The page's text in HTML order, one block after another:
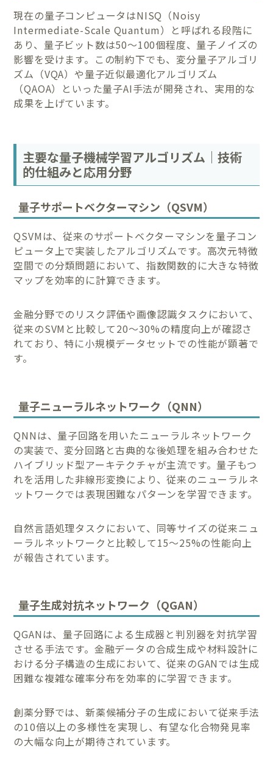
現在の量子コンピュータはNISQ（Noisy
Intermediate-Scale Quantum）と呼ばれる段階に
あり、量子ビット数は50〜100個程度、量子ノイズの
影響を受けます。この制約下でも、変分量子アルゴリ
ズム（VQA）や量子近似最適化アルゴリズム
（QAOA）といった量子AI手法が開発され、実用的な
成果を上げています。
主要な量子機械学習アルゴリズム｜技術
的仕組みと応用分野
量子サポートベクターマシン（QSVM）
QSVMは、従来のサポートベクターマシンを量子コン
ピュータ上で実装したアルゴリズムです。高次元特徴
空間での分類問題において、指数関数的に大きな特徴
マップを効率的に計算できます。
金融分野でのリスク評価や画像認識タスクにおいて、
従来のSVMと比較して20〜30%の精度向上が確認さ
れており、特に小規模データセットでの性能が顕著で
す。
量子ニューラルネットワーク（QNN）
QNNは、量子回路を用いたニューラルネットワーク
の実装で、変分回路と古典的な後処理を組み合わせた
ハイブリッド型アーキテクチャが主流です。量子もつ
れを活用した非線形変換により、従来のニューラルネ
ットワークでは表現困難なパターンを学習できます。
自然言語処理タスクにおいて、同等サイズの従来ニュ
ーラルネットワークと比較して15〜25%の性能向上
が報告されています。
量子生成対抗ネットワーク（QGAN）
QGANは、量子回路による生成器と判別器を対抗学習
させる手法です。金融データの合成生成や材料設計に
おける分子構造の生成において、従来のGANでは生成
困難な複雑な確率分布を効率的に学習できます。
創薬分野では、新薬候補分子の生成において従来手法
の10倍以上の多様性を実現し、有望な化合物発見率
の大幅な向上が期待されています。